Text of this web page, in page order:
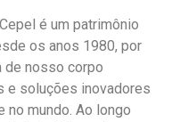
é um patrimônio
os anos 1980, por
de nosso corpo
e soluções inovadores
no mundo. Ao longo